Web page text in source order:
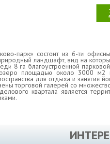
парк» состоит из 6-ти
ландшафт, вид на
8 га благоустроенной
площадью около 3000
для отдыха и занятия
торговой галерей со
квартала является